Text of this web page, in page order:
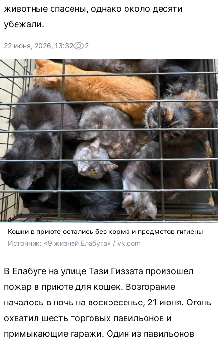
животные спасены, однако около десяти
убежали.
22 июня, 2026, 13:32 2
Кошки в приюте остались без корма и предметов гигиены
Источник: «9 жизней Елабуга» / vk.com
В Елабуге на улице Тази Гиззата произошел
пожар в приюте для кошек. Возгорание
началось в ночь на воскресенье, 21 июня. Огонь
охватил шесть торговых павильонов и
примыкающие гаражи. Один из павильонов